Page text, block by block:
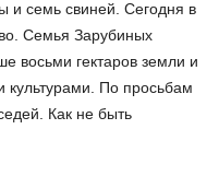
и семь свиней. Сегодня в
Семья Зарубиных
восьми гектаров земли и
культурами. По просьбам
Как не быть